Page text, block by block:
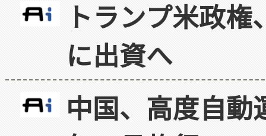
トランプ米政
に出資へ
中国、高度自